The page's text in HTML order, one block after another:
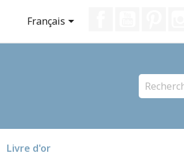
Français
Livre d'or